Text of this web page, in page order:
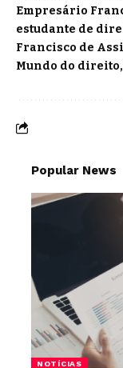
Empresário
estudante de
Francisco de
Mundo do direito
Popular News
NOTÍCIAS